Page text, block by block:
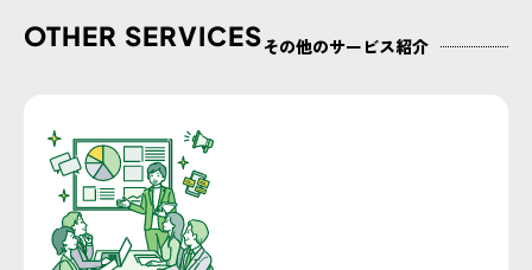
OTHER SERVICESその他のサービス紹介